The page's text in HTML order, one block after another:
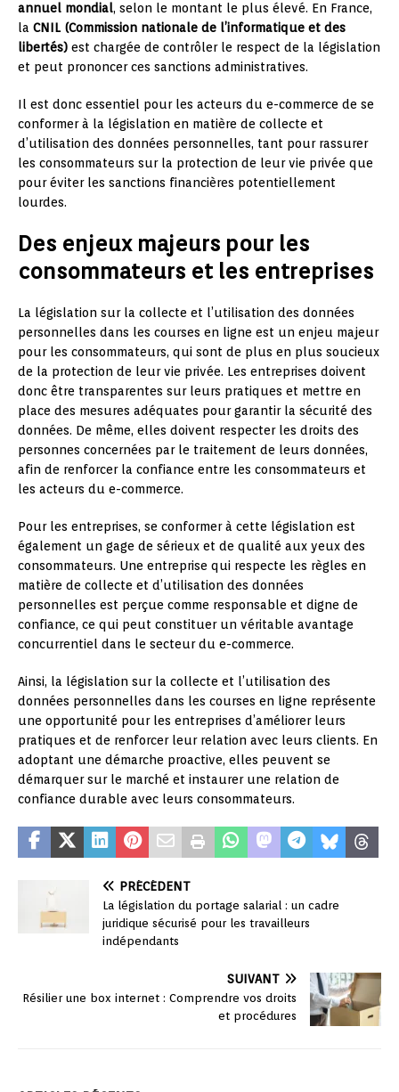
annuel mondial, selon le montant le plus élevé. En France,
la CNIL (Commission nationale de l’informatique et des
libertés) est chargée de contrôler le respect de la législation
et peut prononcer ces sanctions administratives.
Il est donc essentiel pour les acteurs du e-commerce de se
conformer à la législation en matière de collecte et
d’utilisation des données personnelles, tant pour rassurer
les consommateurs sur la protection de leur vie privée que
pour éviter les sanctions financières potentiellement
lourdes.
Des enjeux majeurs pour les
consommateurs et les entreprises
La législation sur la collecte et l’utilisation des données
personnelles dans les courses en ligne est un enjeu majeur
pour les consommateurs, qui sont de plus en plus soucieux
de la protection de leur vie privée. Les entreprises doivent
donc être transparentes sur leurs pratiques et mettre en
place des mesures adéquates pour garantir la sécurité des
données. De même, elles doivent respecter les droits des
personnes concernées par le traitement de leurs données,
afin de renforcer la confiance entre les consommateurs et
les acteurs du e-commerce.
Pour les entreprises, se conformer à cette législation est
également un gage de sérieux et de qualité aux yeux des
consommateurs. Une entreprise qui respecte les règles en
matière de collecte et d’utilisation des données
personnelles est perçue comme responsable et digne de
confiance, ce qui peut constituer un véritable avantage
concurrentiel dans le secteur du e-commerce.
Ainsi, la législation sur la collecte et l’utilisation des
données personnelles dans les courses en ligne représente
une opportunité pour les entreprises d’améliorer leurs
pratiques et de renforcer leur relation avec leurs clients. En
adoptant une démarche proactive, elles peuvent se
démarquer sur le marché et instaurer une relation de
confiance durable avec leurs consommateurs.
PRÉCÉDENT
La législation du portage salarial : un cadre
juridique sécurisé pour les travailleurs
indépendants
SUIVANT
Résilier une box internet : Comprendre vos droits
et procédures